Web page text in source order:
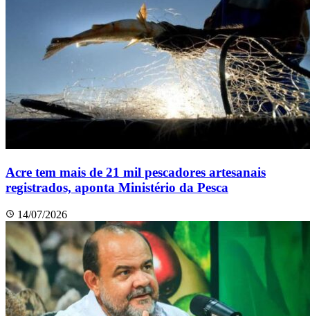
Acre tem mais de 21 mil pescadores artesanais
registrados, aponta Ministério da Pesca
14/07/2026